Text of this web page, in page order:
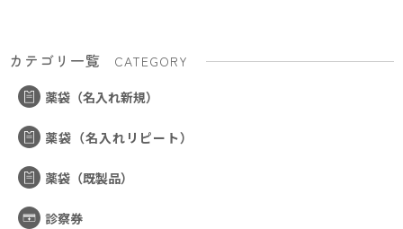
カテゴリ一覧
CATEGORY
薬袋（名入れ新規）
薬袋（名入れリピート）
薬袋（既製品）
診察券